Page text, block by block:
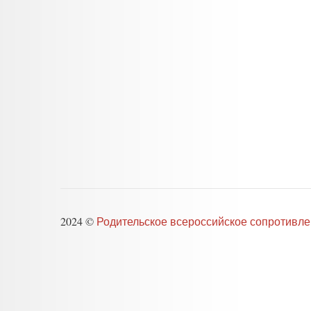
2024 © Родительское всероссийское